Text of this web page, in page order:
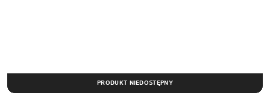
PRODUKT NIEDOSTĘPNY